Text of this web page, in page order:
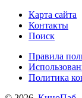
Карта сайта
Контакты
Поиск
Правила
Политика